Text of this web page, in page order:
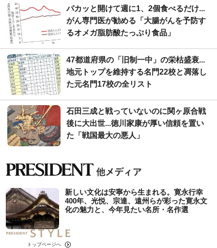
パカッと開けて週に1、2個食べるだけ...
がん専門医が勧める「大腸がんを予防す
るオメガ脂肪酸たっぷり食品」
47都道府県の「旧制一中」の栄枯盛衰...
地元トップを維持する名門22校と凋落し
た元名門17校の全リスト
石田三成と戦っていないのに関ヶ原合戦
後に大出世...徳川家康が厚い信頼を置い
た「戦国最大の悪人」
新しい文化は安寧から生まれる。寛永行幸
400年、光悦、宗達、遠州らが彩った寛永文
化の魅力と、今年見たい名所・名作選
トップページへ